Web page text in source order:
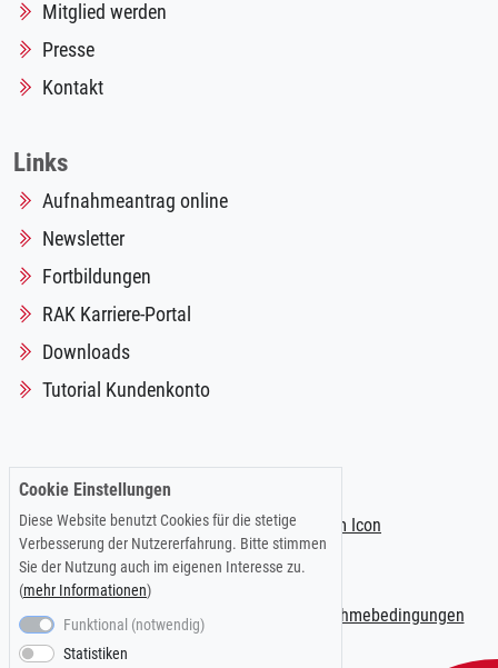
Mitglied werden
Presse
Kontakt
Links
Aufnahmeantrag online
Newsletter
Fortbildungen
RAK Karriere-Portal
Downloads
Tutorial Kundenkonto
Impressum |Datenschutzerklärung Teilnahmebedingungen
Cookie Einstellungen
Diese Website benutzt Cookies für die stetige
Verbesserung der Nutzererfahrung. Bitte stimmen
Sie der Nutzung auch im eigenen Interesse zu.
(mehr Informationen)
Funktional (notwendig)
Statistiken